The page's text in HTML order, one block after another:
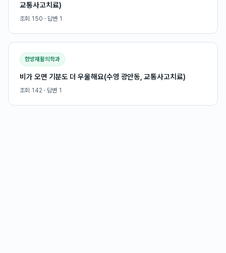
교통사고치료)
조회 150 · 답변 1
한방재활의학과
비가 오면 기분도 더 우울해요(수영 광안동, 교통사고치료)
조회 142 · 답변 1